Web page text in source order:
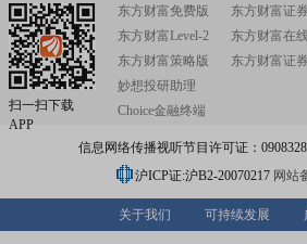
2026-07-13
2026-07-11
扫一扫下载
APP
东方财富免费版
东方财富Level-2
东方财富策略版
妙想投研助理
Choice金融终端
东方财富证
东方财富在
东方财富证
信息网络传播视听节目许可证：
沪ICP证:沪B2-20070217 网站
关于我们 可持续发展